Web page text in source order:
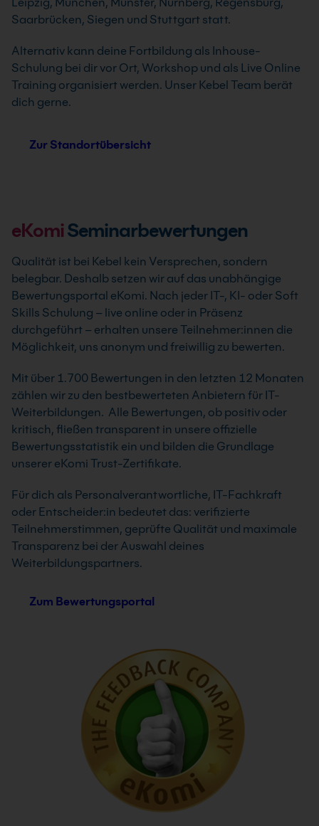
Saarbrücken, Siegen und Stuttgart statt.
Alternativ kann deine Fortbildung als Inhouse-
Schulung bei dir vor Ort, Workshop und als Live Online
Training organisiert werden. Unser Kebel Team berät
dich gerne.
Zur Standortübersicht
eKomiSeminarbewertungen
Qualität ist bei Kebel kein Versprechen, sondern
belegbar. Deshalb setzen wir auf das unabhängige
Bewertungsportal eKomi. Nach jeder IT-, KI- oder Soft
Skills Schulung – live online oder in Präsenz
durchgeführt – erhalten unsere Teilnehmer:innen die
Möglichkeit, uns anonym und freiwillig zu bewerten.
Mit über 1.700 Bewertungen in den letzten 12 Monaten
zählen wir zu den bestbewerteten Anbietern für IT-
Weiterbildungen. Alle Bewertungen, ob positiv oder
kritisch, fließen transparent in unsere offizielle
Bewertungsstatistik ein und bilden die Grundlage
unserer eKomi Trust-Zertifikate.
Für dich als Personalverantwortliche, IT-Fachkraft
oder Entscheider:in bedeutet das: verifizierte
Teilnehmerstimmen, geprüfte Qualität und maximale
Transparenz bei der Auswahl deines
Weiterbildungspartners.
Zum Bewertungsportal